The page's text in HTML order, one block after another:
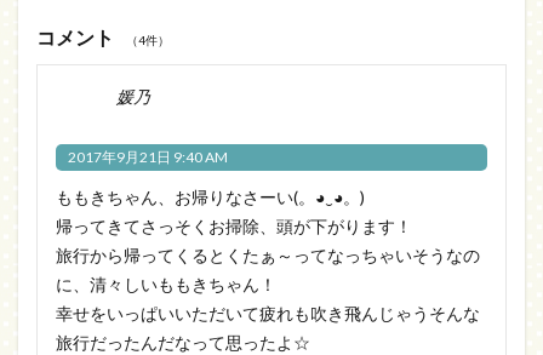
コメント （4件）
媛乃
2017年9月21日 9:40 AM
ももきちゃん、お帰りなさーい(。◕‿◕。)
帰ってきてさっそくお掃除、頭が下がります！
旅行から帰ってくるとくたぁ～ってなっちゃいそうなの
に、清々しいももきちゃん！
幸せをいっぱいいただいて疲れも吹き飛んじゃうそんな
旅行だったんだなって思ったよ☆